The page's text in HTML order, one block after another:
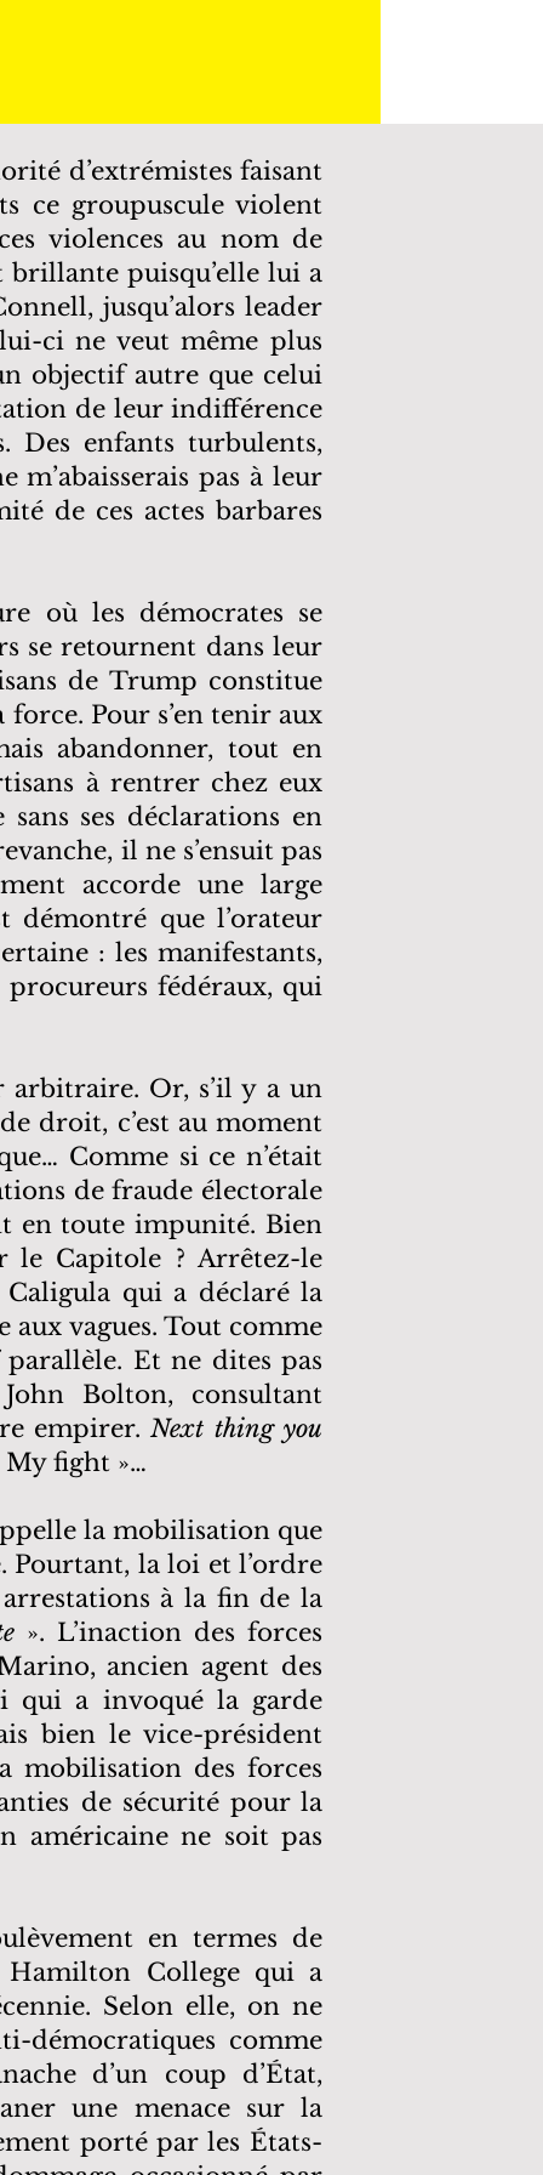
d’extrémistes faisant
ce groupuscule violent
violences au nom de
brillante puisqu’elle lui a
jusqu’alors leader
ci ne veut même plus
objectif autre que celui
de leur indifférence
Des enfants turbulents,
m’abaisserais pas à leur
de ces actes barbares
où les démocrates se
se retournent dans leur
de Trump constitue
Pour s’en tenir aux
abandonner, tout en
à rentrer chez eux
ses déclarations en
il ne s’ensuit pas
accorde une large
démontré que l’orateur
: les manifestants,
procureurs fédéraux, qui
arbitraire. Or, s’il y a un
droit, c’est au moment
Comme si ce n’était
de fraude électorale
en toute impunité. Bien
le Capitole ? Arrêtez-le
Caligula qui a déclaré la
aux vagues. Tout comme
Et ne dites pas
Bolton, consultant
empirer.Next thing you
fight »…
la mobilisation que
Pourtant, la loi et l’ordre
à la fin de la
». L’inaction des forces
ancien agent des
qui a invoqué la garde
bien le vice-président
mobilisation des forces
de sécurité pour la
américaine ne soit pas
en termes de
Hamilton College qui a
Selon elle, on ne
démocratiques comme
d’un coup d’État,
une menace sur la
porté par les États-